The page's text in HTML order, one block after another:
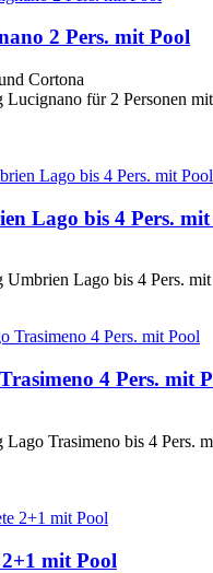
2 Pers. mit Pool
Cortona
für 2 Personen
Lago bis 4 Pers. mit
Lago bis 4 Pers.
4 Pers. mit
Trasimeno bis 4 Pers.
mit Pool